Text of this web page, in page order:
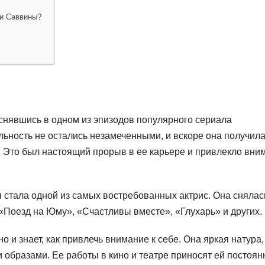
Саввины?
в одном из эпизодов популярного сериала
не остались незамеченными, и вскоре она получила
был настоящий прорыв в ее карьере и привлекло
одной из самых востребованных актрис. Она
на Юму», «Счастливы вместе», «Глухарь» и других.
и знает, как привлечь внимание к себе. Она яркая натура,
Ее работы в кино и театре приносят ей